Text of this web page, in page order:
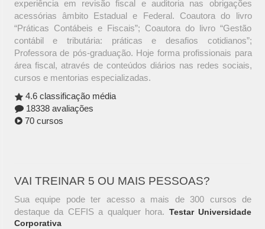
experiência em revisão fiscal e auditoria nas obrigações
acessórias âmbito Estadual e Federal. Coautora do livro
“Práticas Contábeis e Fiscais”; Coautora do livro “Gestão
contábil e tributária: práticas e desafios cotidianos”;
Professora de pós-graduação. Hoje forma profissionais para
área fiscal, através de conteúdos diários nas redes sociais,
cursos e mentorias especializadas.
4.6 classificação média
18338 avaliações
70 cursos
VAI TREINAR 5 OU MAIS PESSOAS?
Sua equipe pode ter acesso a mais de 300 cursos de
destaque da CEFIS a qualquer hora. Testar Universidade
Corporativa